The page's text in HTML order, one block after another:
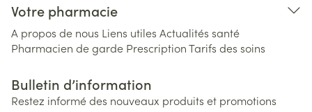
Votre pharmacie
A propos de nous Liens utiles Actualités santé
Pharmacien de garde PrescriptionTarifs des soins
Bulletin d’information
Restez informé des nouveaux produits et promotions